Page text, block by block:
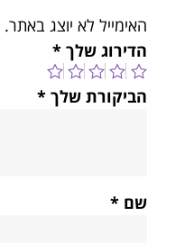
האימייל לא יוצג באתר.
הדירוג שלך *
הביקורת שלך *
שם *